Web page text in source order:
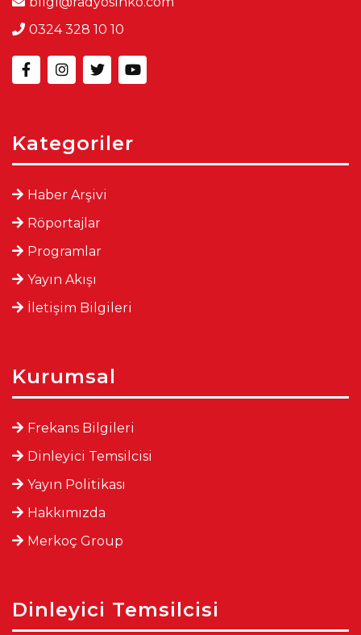
0324 328 10 10
Kategoriler
Haber Arşivi
Röportajlar
Programlar
Yayın Akışı
İletişim Bilgileri
Kurumsal
Frekans Bilgileri
Dinleyici Temsilcisi
Yayın Politikası
Hakkımızda
Merkoç Group
Dinleyici Temsilcisi